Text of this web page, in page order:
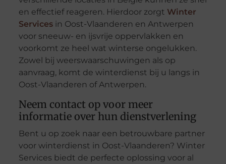
en effectief reageren. Hierdoor zorgt Winter
Servicesin Oost-Vlaanderen en Antwerpen
voor sneeuw- en ijsvrije oppervlakken en
voorkomt ze heel wat winterse ongelukken.
Zowel bij weerswaarschuwingen als op
aanvraag, komt de winterdienst bij u langs in
Oost-Vlaanderen of Antwerpen.
Neem contact op voor meer
informatie over hun dienstverlening
Bent u op zoek naar een betrouwbare partner
voor winterdienst in Oost-Vlaanderen? Winter
Services biedt de perfecte oplossing voor al